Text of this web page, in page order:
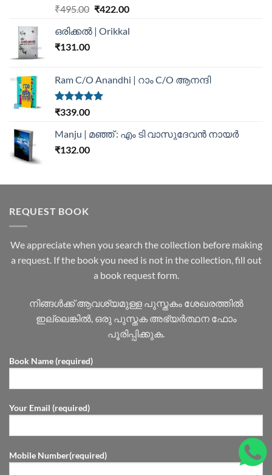
Rated5.00
₹495.00 ₹422.00
ഒരിക്കൽ | Orikkal
₹131.00
Ram C/O Anandhi | റാം C/O ആനന്ദി
Rated5.00
₹339.00
Manju | മഞ്ഞ് : എം ടി വാസുദേവന്‍ നായര്‍
₹132.00
REQUEST BOOK
We appreciate when you search the collection before making
a request. If the book you need is not in the collection, fill out
a book request form.
നിങ്ങൾക്ക് ആവശ്യമുള്ള പുസ്തകം ശേഖരത്തിൽ
ഇല്ലെങ്കിൽ, ഒരു പുസ്തക അഭ്യർത്ഥന ഫോം
പൂരിപ്പിക്കുക.
Book Name (required)
Your Email (required)
Mobile Number(required)